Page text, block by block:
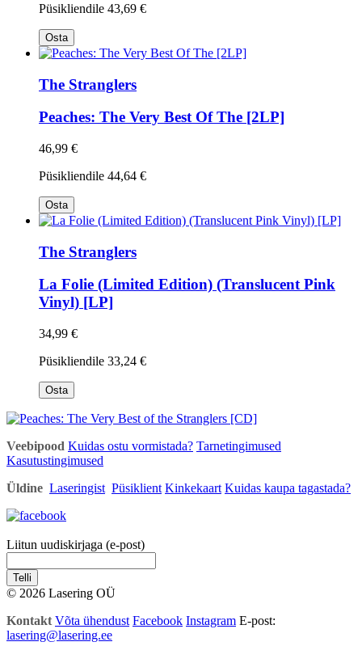
Püsikliendile 43,69 €
Osta
The Stranglers
Peaches: The Very Best Of The [2LP]
46,99 €
Püsikliendile 44,64 €
Osta
The Stranglers
La Folie (Limited Edition) (Translucent Pink
Vinyl) [LP]
34,99 €
Püsikliendile 33,24 €
Osta
Veebipood Kuidas ostu vormistada? Tarnetingimused
Kasutustingimused
Üldine Laseringist Püsiklient Kinkekaart Kuidas kaupa tagastada?
Liitun uudiskirjaga (e-post)
Telli
© 2026 Lasering OÜ
Kontakt Võta ühendust Facebook Instagram E-post:
lasering@lasering.ee